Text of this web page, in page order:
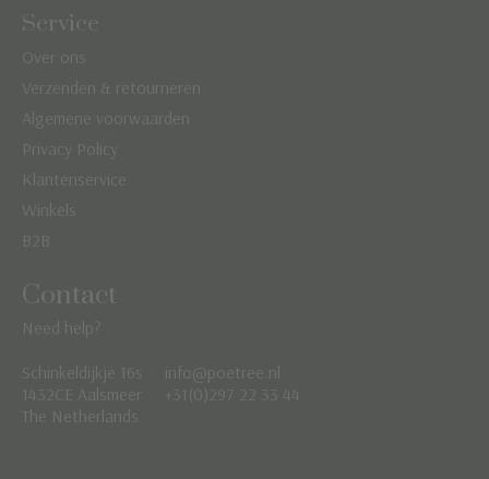
Service
Over ons
Verzenden & retourneren
Algemene voorwaarden
Privacy Policy
Klantenservice
Winkels
B2B
Contact
Need help?
Schinkeldijkje 16s
1432CE Aalsmeer
The Netherlands
info@poetree.nl
+31(0)297 22 33 44
Nederlands